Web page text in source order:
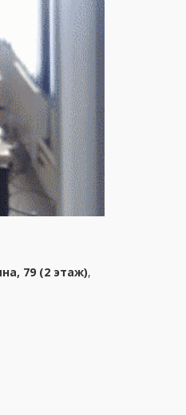
79 (2 этаж),